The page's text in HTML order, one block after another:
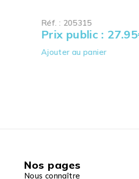
Réf. : 205315
Prix public : 27.95
Ajouter au panier
Nos pages
Nous connaître